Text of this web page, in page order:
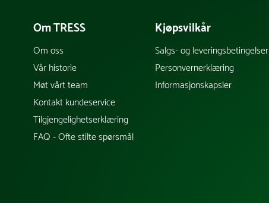
Om TRESS
Om oss
Vår historie
Møt vårt team
Kontakt kundeservice
Tilgjengelighetserklæring
FAQ - Ofte stilte spørsmål
Kjøpsvilkår
Salgs- og leveringsbetingelser
Personvernerklæring
Informasjonskapsler